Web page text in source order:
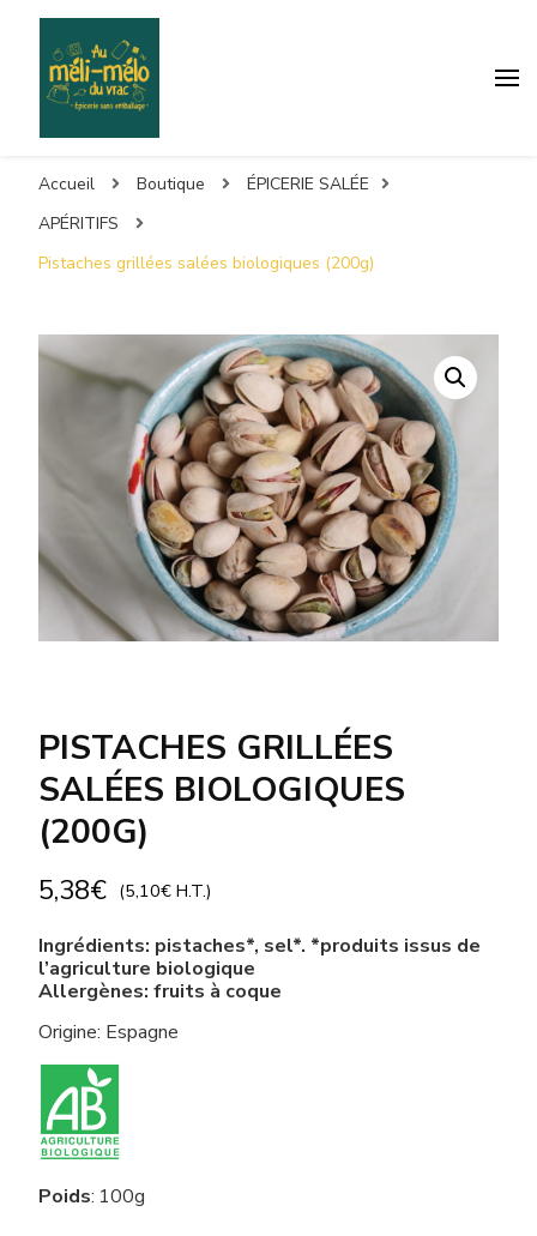
Accueil Boutique
ÉPICERIE SALÉE
APÉRITIFS
Pistaches grillées salées biologiques (200g)
PISTACHES GRILLÉES
SALÉES BIOLOGIQUES
(200G)
5,38€ (5,10€ H.T.)
Ingrédients: pistaches*, sel*. *produits issus de
l’agriculture biologique
Allergènes: fruits à coque
Origine: Espagne
Poids: 100g